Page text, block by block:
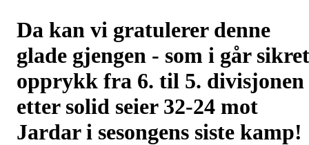
Da kan vi gratulerer denne
glade gjengen - som i går sikret
opprykk fra 6. til 5. divisjonen
etter solid seier 32-24 mot
Jardar i sesongens siste kamp!